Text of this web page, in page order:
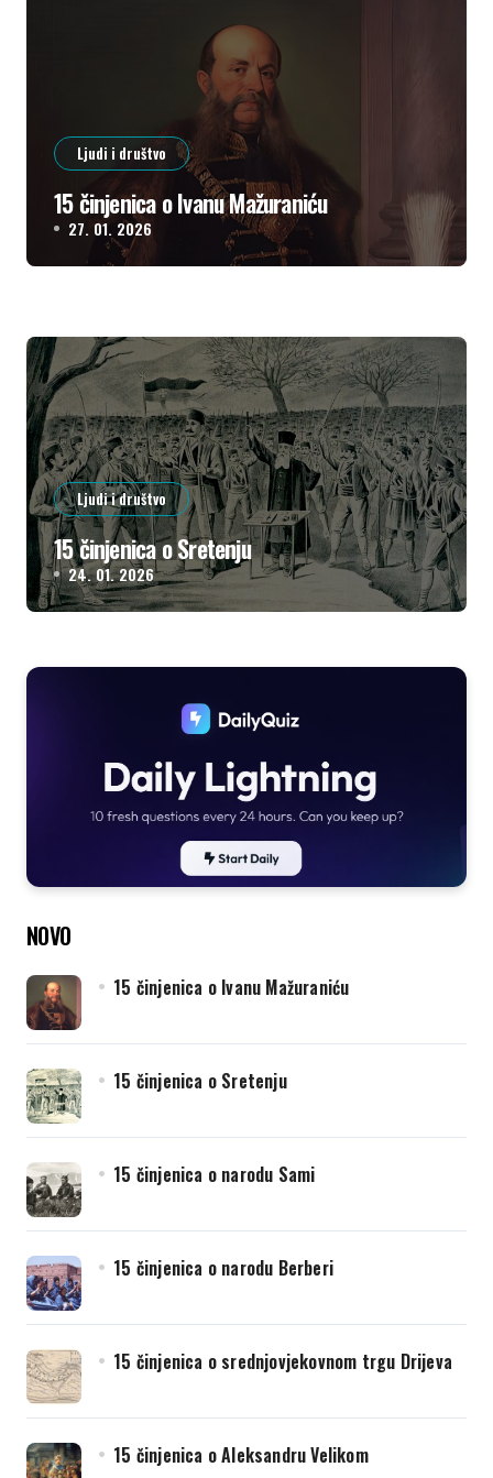
Ljudi i društvo
15 činjenica o Ivanu Mažuraniću
27. 01. 2026
Ljudi i društvo
15 činjenica o Sretenju
24. 01. 2026
NOVO
15 činjenica o Ivanu Mažuraniću
15 činjenica o Sretenju
15 činjenica o narodu Sami
15 činjenica o narodu Berberi
15 činjenica o srednjovjekovnom trgu Drijeva
15 činjenica o Aleksandru Velikom